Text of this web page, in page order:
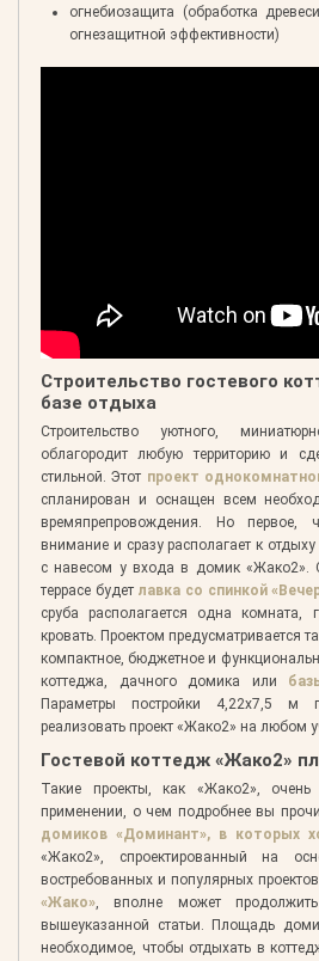
огнебиозащита (обработка
огнезащитной эффективности)
Строительство гостевого
базе отдыха
Строительство уютного,
облагородит любую территорию и
стильной. Этот проект
спланирован и оснащен всем
времяпрепровождения. Но первое,
внимание и сразу располагает к
с навесом у входа в домик «Жако2».
террасе будет лавка со спинкой
сруба располагается одна комната,
кровать. Проектом предусматривается
компактное, бюджетное и
коттеджа, дачного домика или
Параметры постройки 4,22х7,5 м
реализовать проект «Жако2» на любом
Гостевой коттедж «Жако2»
Такие проекты, как «Жако2»,
применении, о чем подробнее вы
домиков «Доминант», в которых
«Жако2», спроектированный на
востребованных и популярных
«Жако», вполне может
вышеуказанной статьи. Площадь
необходимое, чтобы отдыхать в